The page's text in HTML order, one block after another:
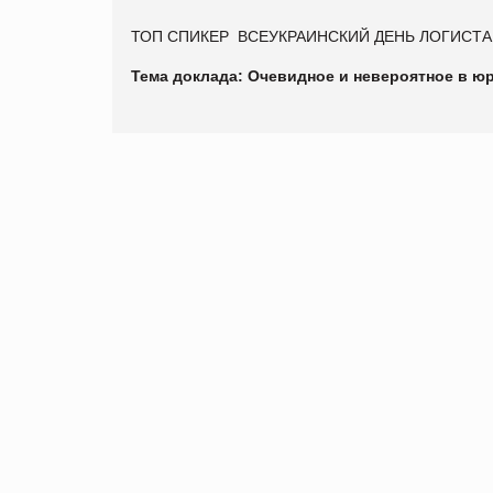
ТОП СПИКЕР ВСЕУКРАИНСКИЙ ДЕНЬ ЛОГИСТА
Тема доклада: Очевидное и невероятное в